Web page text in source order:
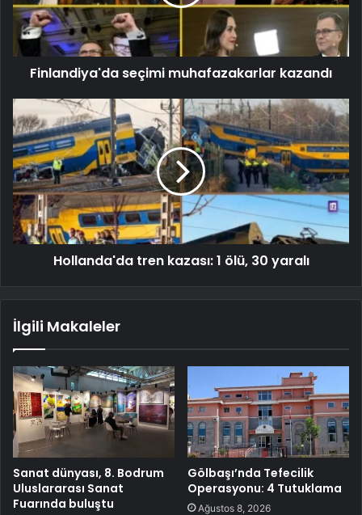
Finlandiya'da seçimi muhafazakarlar kazandı
Hollanda'da tren kazası: 1 ölü, 30 yaralı
İlgili Makaleler
Sanat dünyası, 8. Bodrum
Uluslararası Sanat
Fuarında buluştu
Gölbaşı’nda Tefecilik
Operasyonu: 4 Tutuklama
Ağustos 8, 2026